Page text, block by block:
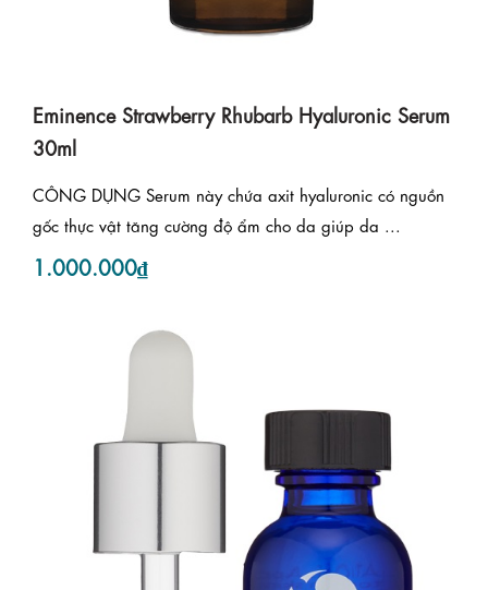
Eminence Strawberry Rhubarb Hyaluronic Serum
30ml
CÔNG DỤNG Serum này chứa axit hyaluronic có nguồn
gốc thực vật tăng cường độ ẩm cho da giúp da ...
1.000.000₫